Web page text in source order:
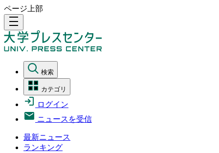
ページ上部
density_medium
検索
カテゴリ
ログイン
ニュースを受信
最新ニュース
ランキング